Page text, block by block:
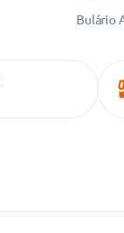
Bulário